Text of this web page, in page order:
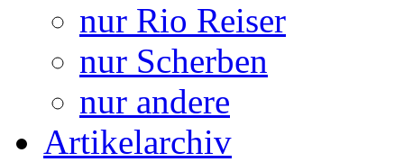
nur Rio Reiser
nur Scherben
nur andere
Artikelarchiv